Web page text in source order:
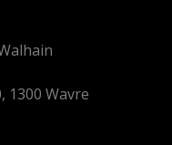
1300 Wavre